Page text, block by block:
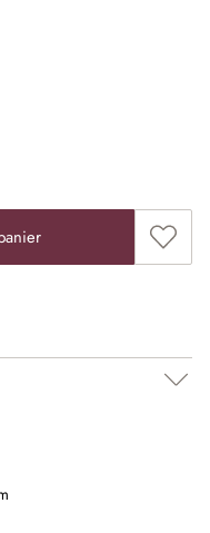
actuellement.)
valeur souhaitée ou